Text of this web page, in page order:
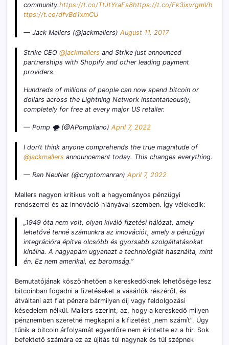
community.https://t.co/TtJtYraFs8https://t.co/Fk3ixvrgmVh
ttps://t.co/dfvBd1xmCU
— Jack Mallers (@jackmallers) August 11, 2017
Strike CEO @jackmallers and Strike just announced
partnerships with Shopify and other leading payment
providers.
Hundreds of millions of people can now spend bitcoin or
dollars across the Lightning Network instantaneously,
completely for free at every major US retailer.
— Pomp 🌪 (@APompliano) April 7, 2022
I don’t think anyone comprehends the true magnitude of
@jackmallers announcement today. This changes everything.
— Ran NeuNer (@cryptomanran) April 7, 2022
Mallers nagyon kritikus volt a hagyományos pénzügyi
rendszerrel és az innováció hiányával szemben. Így vélekedik:
„1949 óta nem volt, olyan kiváló fizetési hálózat, amely
lehetővé tenné számunkra az innovációt, amely a pénzügyi
integrációra építve olcsóbb és gyorsabb szolgáltatásokat
kínálna. A nagyapám ugyanazt a technológiát használta, mint
én. Ez nem amerikai, ez baromság.”
Bemutatójának köszönhetően a kereskedőknek lehetősége lesz
bitcoinban fogadni a fizetéseket a vásárlók részéről, és
átváltani azt fiat pénzre bármilyen díj vagy feldolgozási
késedelem nélkül. Mallers szerint, az, hogy a kereskedő milyen
pénznemben szeretné megkapni a kifizetést „nem számít”. Úgy
tűnik a bitcoin árfolyamát egyenlőre nem érintette ez a hír. Sok
befektető számára ez az újítás túl nagynak és túl szépnek